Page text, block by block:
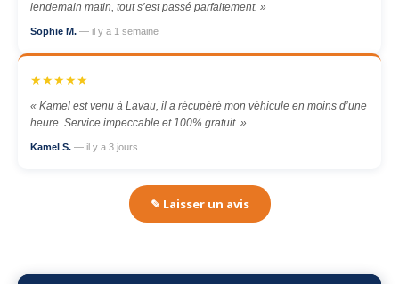
lendemain matin, tout s’est passé parfaitement. »
Sophie M. — il y a 1 semaine
★★★★★
« Kamel est venu à Lavau, il a récupéré mon véhicule en moins d’une
heure. Service impeccable et 100% gratuit. »
Kamel S. — il y a 3 jours
✎ Laisser un avis